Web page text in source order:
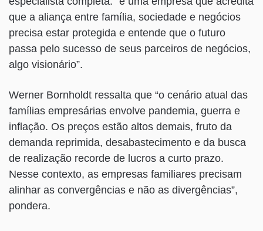
que a aliança entre família, sociedade e negócios
precisa estar protegida e entende que o futuro
passa pelo sucesso de seus parceiros de negócios,
algo visionário”.
Werner Bornholdt ressalta que “o cenário atual das
famílias empresárias envolve pandemia, guerra e
inflação. Os preços estão altos demais, fruto da
demanda reprimida, desabastecimento e da busca
de realização recorde de lucros a curto prazo.
Nesse contexto, as empresas familiares precisam
alinhar as convergências e não as divergências”,
pondera.